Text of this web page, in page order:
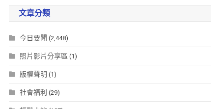
文章分類
今日要聞 (2,448)
照片影片分享區 (1)
版權聲明 (1)
社會福利 (29)